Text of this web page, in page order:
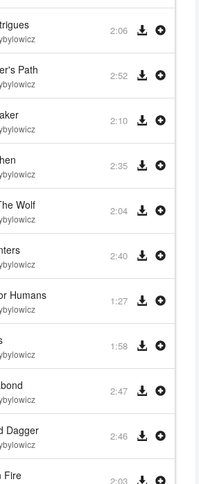
2:06
Path 2:52
2:10
2:35
Wolf 2:04
2:40
Humans 1:27
1:58
2:47
Dagger 2:46
Fire 2:03